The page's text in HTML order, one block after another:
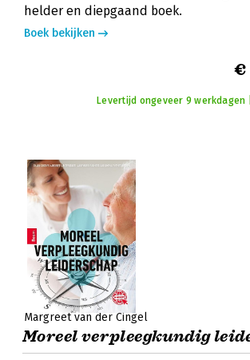
helder en diepgaand boek.
Boek bekijken
€
Levertijd ongeveer 9 werkdagen
Margreet van der Cingel
Moreel verpleegkundig